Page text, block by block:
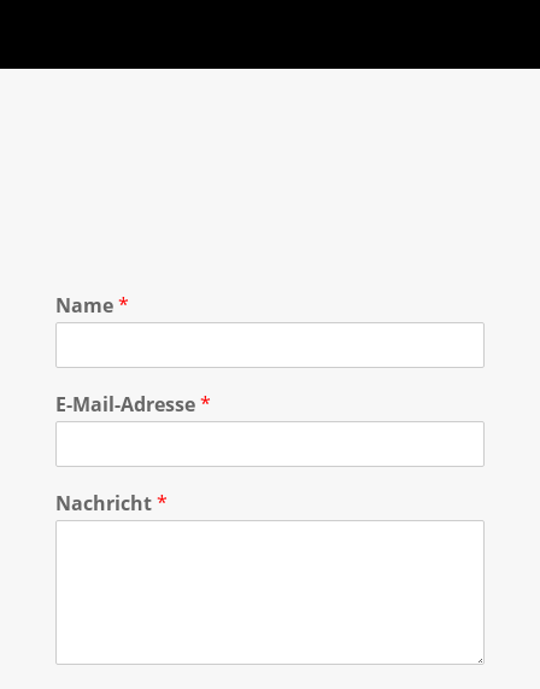
Name*
E-Mail-Adresse*
Nachricht*